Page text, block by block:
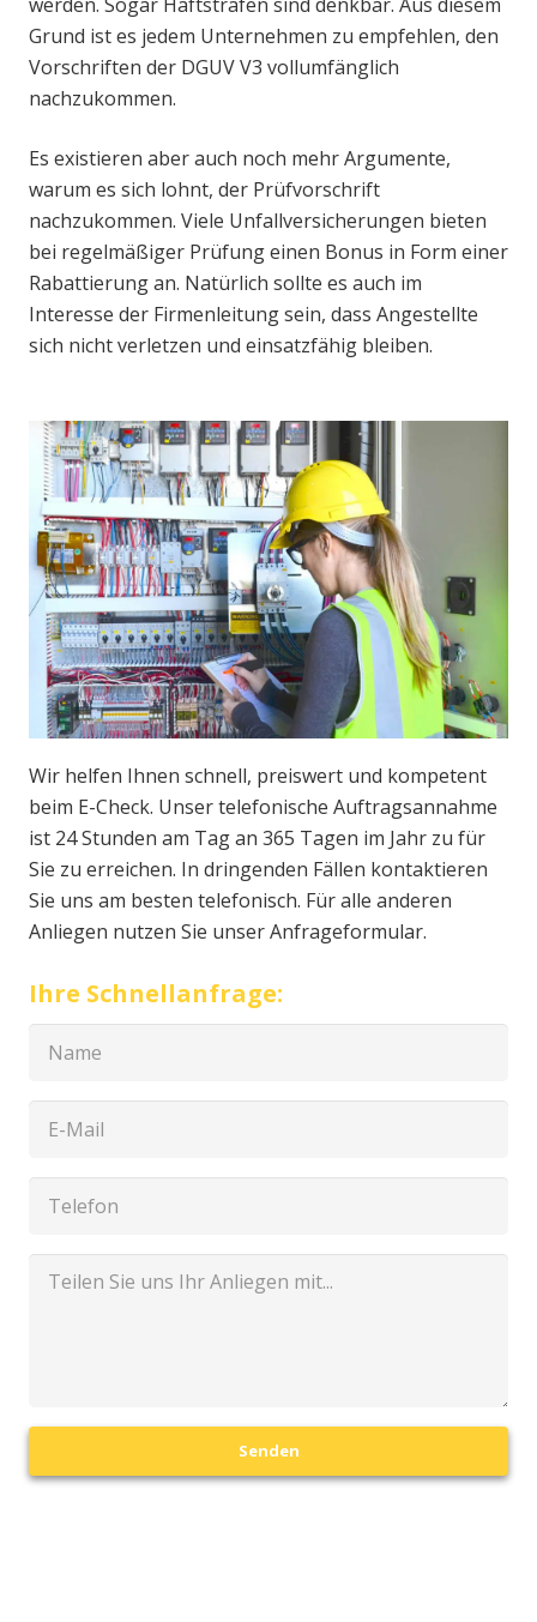
Grund ist es jedem Unternehmen zu empfehlen, den
Vorschriften der DGUV V3 vollumfänglich
nachzukommen.
Es existieren aber auch noch mehr Argumente,
warum es sich lohnt, der Prüfvorschrift
nachzukommen. Viele Unfallversicherungen bieten
bei regelmäßiger Prüfung einen Bonus in Form einer
Rabattierung an. Natürlich sollte es auch im
Interesse der Firmenleitung sein, dass Angestellte
sich nicht verletzen und einsatzfähig bleiben.
Wir helfen Ihnen schnell, preiswert und kompetent
beim E-Check. Unser telefonische Auftragsannahme
ist 24 Stunden am Tag an 365 Tagen im Jahr zu für
Sie zu erreichen. In dringenden Fällen kontaktieren
Sie uns am besten telefonisch. Für alle anderen
Anliegen nutzen Sie unser Anfrageformular.
Ihre Schnellanfrage:
Senden